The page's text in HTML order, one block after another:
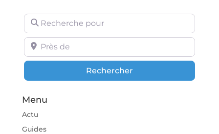
Recherche pour
Près de
RechercherRechercher
Menu
Actu
Guides